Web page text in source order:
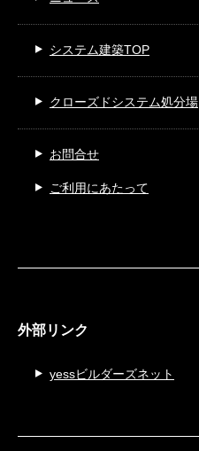
システム建築TOP
クローズドシステム処分場
お問合せ
ご利用にあたって
外部リンク
yessビルダーズネット